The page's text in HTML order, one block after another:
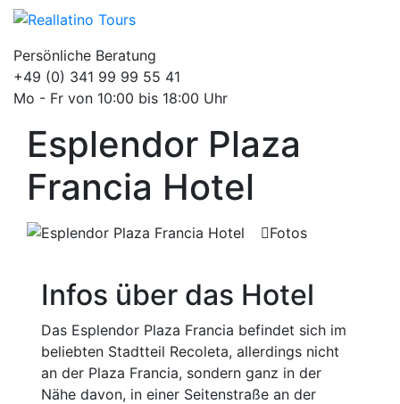
Persönliche Beratung
+49 (0) 341 99 99 55 41
Mo - Fr von 10:00 bis 18:00 Uhr
Esplendor Plaza
Francia Hotel
Fotos
Infos über das Hotel
Das Esplendor Plaza Francia befindet sich im
beliebten Stadtteil Recoleta, allerdings nicht
an der Plaza Francia, sondern ganz in der
Nähe davon, in einer Seitenstraße an der